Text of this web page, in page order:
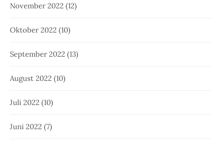
November 2022 (12)
Oktober 2022 (10)
September 2022 (13)
August 2022 (10)
Juli 2022 (10)
Juni 2022 (7)